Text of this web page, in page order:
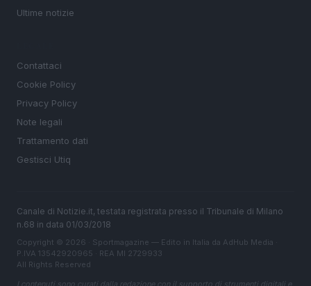
Ultime notizie
Contattaci
Cookie Policy
Privacy Policy
Note legali
Trattamento dati
Gestisci Utiq
Canale di Notizie.it, testata registrata presso il Tribunale di Milano
n.68 in data 01/03/2018
Copyright © 2026 · Sportmagazine — Edito in Italia da AdHub Media
P.IVA 13542920965 · REA MI 2729933
All Rights Reserved
I contenuti sono curati dalla redazione con il supporto di strumenti digitali e